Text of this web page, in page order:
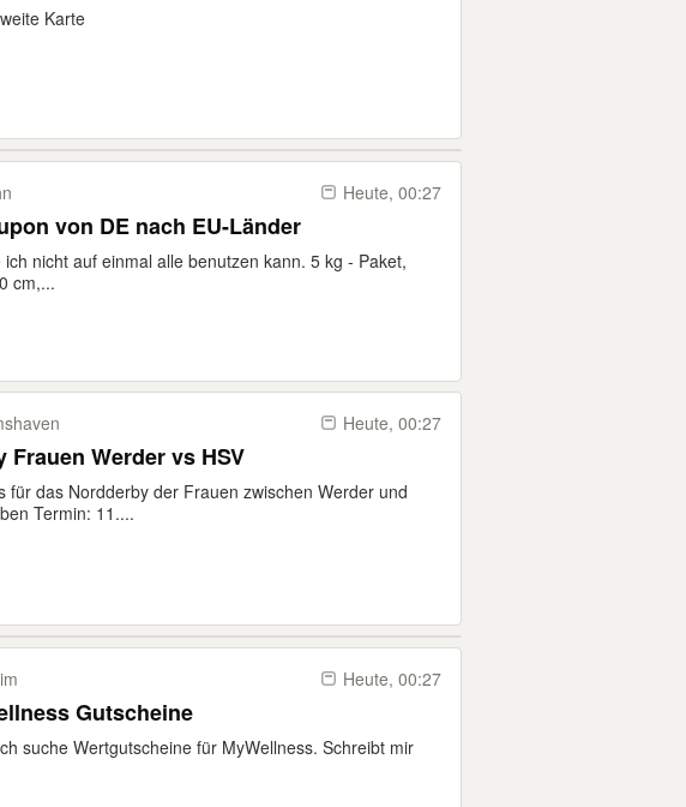
Karte
Heute, 00:27
von DE nach EU-Länder
ich nicht auf einmal alle benutzen kann. 5 kg - Paket,
cm,...
Heute, 00:27
Frauen Werder vs HSV
für das Nordderby der Frauen zwischen Werder und
Termin: 11....
Heute, 00:27
Gutscheine
suche Wertgutscheine für MyWellness. Schreibt mir